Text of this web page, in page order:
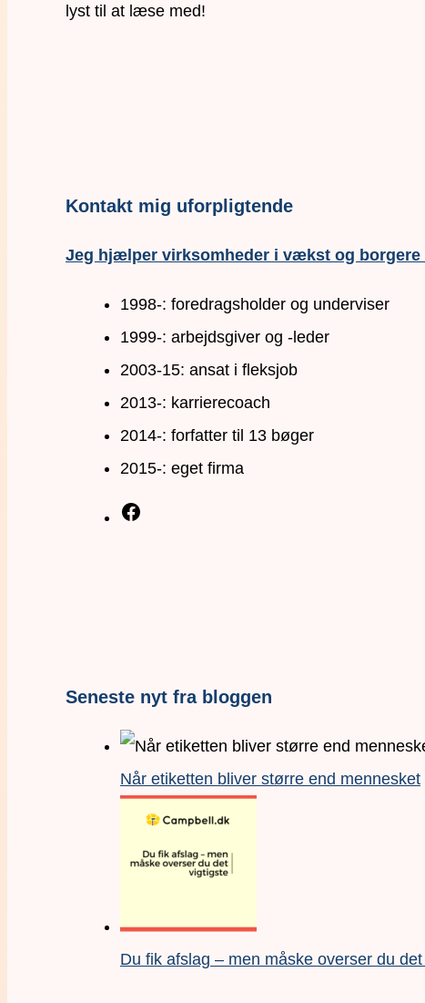
lyst til at læse med!
Kontakt mig uforpligtende
Jeg hjælper virksomheder i vækst og borgere
1998-: foredragsholder og underviser
1999-: arbejdsgiver og -leder
2003-15: ansat i fleksjob
2013-: karrierecoach
2014-: forfatter til 13 bøger
2015-: eget firma
Seneste nyt fra bloggen
Når etiketten bliver større end mennesket
Du fik afslag – men måske overser du